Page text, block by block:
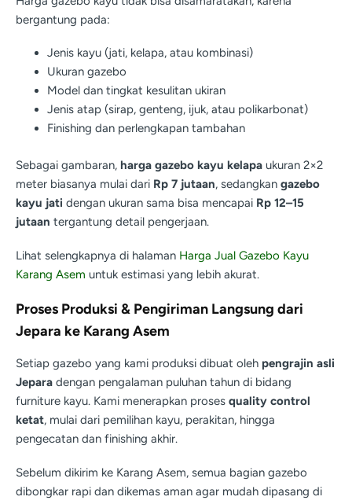
bergantung pada:
Jenis kayu (jati, kelapa, atau kombinasi)
Ukuran gazebo
Model dan tingkat kesulitan ukiran
Jenis atap (sirap, genteng, ijuk, atau polikarbonat)
Finishing dan perlengkapan tambahan
Sebagai gambaran, harga gazebo kayu kelapa ukuran 2×2
meter biasanya mulai dari Rp 7 jutaan, sedangkan gazebo
kayu jati dengan ukuran sama bisa mencapai Rp 12–15
jutaan tergantung detail pengerjaan.
Lihat selengkapnya di halaman Harga Jual Gazebo Kayu
Karang Asem untuk estimasi yang lebih akurat.
Proses Produksi & Pengiriman Langsung dari
Jepara ke Karang Asem
Setiap gazebo yang kami produksi dibuat oleh pengrajin asli
Jepara dengan pengalaman puluhan tahun di bidang
furniture kayu. Kami menerapkan proses quality control
ketat, mulai dari pemilihan kayu, perakitan, hingga
pengecatan dan finishing akhir.
Sebelum dikirim ke Karang Asem, semua bagian gazebo
dibongkar rapi dan dikemas aman agar mudah dipasang di